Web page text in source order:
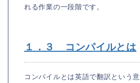
れる作業の一段階です。
１．３ コンパイルとは
コンパイルとは英語で翻訳という